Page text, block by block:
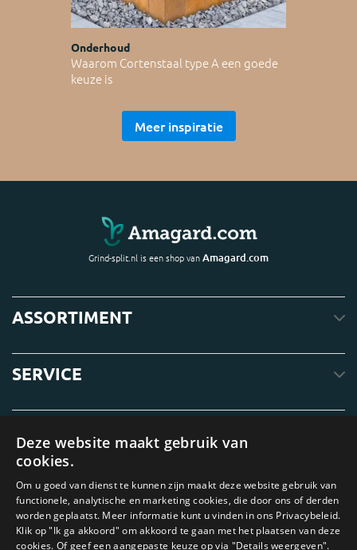
Onderhoud
Waarom Cortenstaal type A een goede
keuze is
Meer inspiratie
Grind-split.nl is een shop vanAmagard.com
ASSORTIMENT
SERVICE
Deze website maakt gebruik van
cookies.
Om u goed van dienst te kunnen zijn maakt deze website gebruik van
functionele, analytische en marketing cookies, die door ons of derden
worden geplaatst. Meer informatie kunt u vinden in ons Privacybeleid.
Klik op "Ik ga akkoord" om akkoord te gaan met het plaatsen van deze
cookies. Of geef een aangepaste keuze op via "Details weergeven".